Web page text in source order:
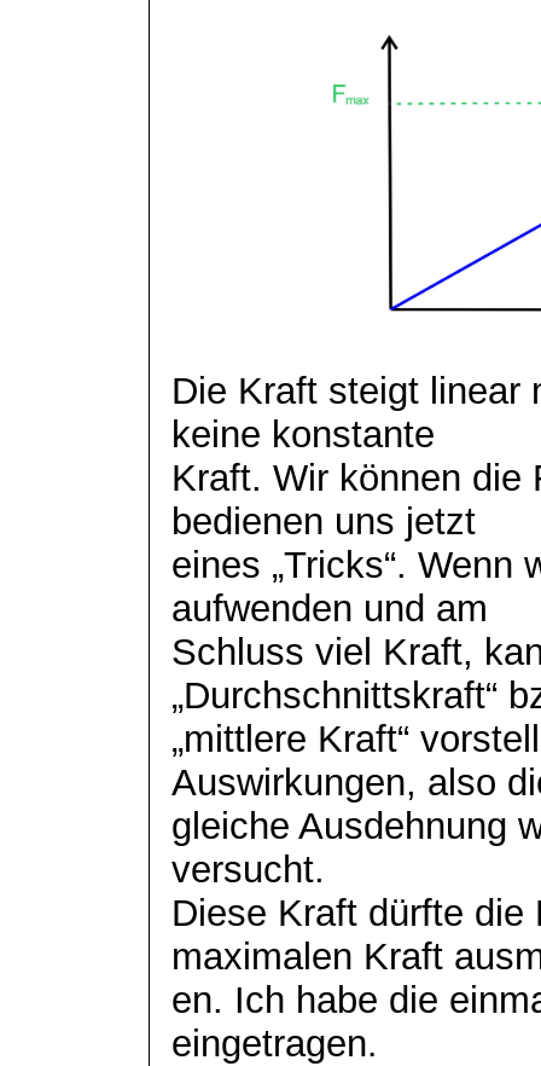
Die Kraft steigt linear
keine konstante
Kraft. Wir können die
bedienen uns jetzt
eines „Tricks“. Wenn
aufwenden und am
Schluss viel Kraft,
„Durchschnittskraft“
„mittlere Kraft“
Auswirkungen, also
gleiche Ausdehnung
versucht.
Diese Kraft dürfte die
maximalen Kraft
en. Ich habe die
eingetragen.